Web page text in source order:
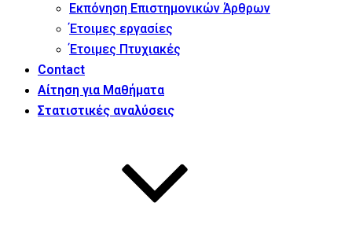
Εκπόνηση Επιστημονικών Άρθρων
Έτοιμες εργασίες
Έτοιμες Πτυχιακές
Contact
Αίτηση για Μαθήματα
Στατιστικές αναλύσεις